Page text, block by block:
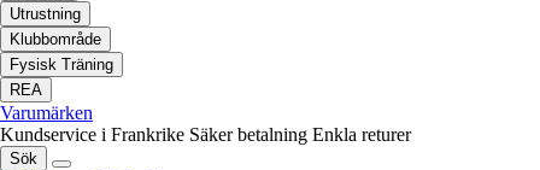
Utrustning
Klubbområde
Fysisk Träning
REA
Varumärken
Kundservice i Frankrike Säker betalning Enkla returer
Sök